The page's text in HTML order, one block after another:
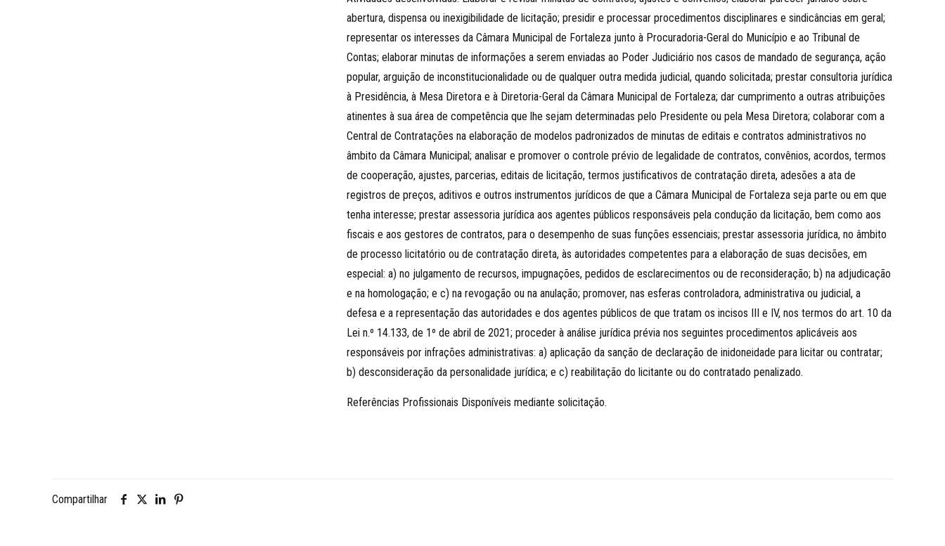
abertura, dispensa ou inexigibilidade de licitação; presidir e processar procedimentos disciplinares e sindicâncias em geral;
representar os interesses da Câmara Municipal de Fortaleza junto à Procuradoria-Geral do Município e ao Tribunal de
Contas; elaborar minutas de informações a serem enviadas ao Poder Judiciário nos casos de mandado de segurança, ação
popular, arguição de inconstitucionalidade ou de qualquer outra medida judicial, quando solicitada; prestar consultoria jurídica
à Presidência, à Mesa Diretora e à Diretoria-Geral da Câmara Municipal de Fortaleza; dar cumprimento a outras atribuições
atinentes à sua área de competência que lhe sejam determinadas pelo Presidente ou pela Mesa Diretora; colaborar com a
Central de Contratações na elaboração de modelos padronizados de minutas de editais e contratos administrativos no
âmbito da Câmara Municipal; analisar e promover o controle prévio de legalidade de contratos, convênios, acordos, termos
de cooperação, ajustes, parcerias, editais de licitação, termos justificativos de contratação direta, adesões a ata de
registros de preços, aditivos e outros instrumentos jurídicos de que a Câmara Municipal de Fortaleza seja parte ou em que
tenha interesse; prestar assessoria jurídica aos agentes públicos responsáveis pela condução da licitação, bem como aos
fiscais e aos gestores de contratos, para o desempenho de suas funções essenciais; prestar assessoria jurídica, no âmbito
de processo licitatório ou de contratação direta, às autoridades competentes para a elaboração de suas decisões, em
especial: a) no julgamento de recursos, impugnações, pedidos de esclarecimentos ou de reconsideração; b) na adjudicação
e na homologação; e c) na revogação ou na anulação; promover, nas esferas controladora, administrativa ou judicial, a
defesa e a representação das autoridades e dos agentes públicos de que tratam os incisos III e IV, nos termos do art. 10 da
Lei n.º 14.133, de 1º de abril de 2021; proceder à análise jurídica prévia nos seguintes procedimentos aplicáveis aos
responsáveis por infrações administrativas: a) aplicação da sanção de declaração de inidoneidade para licitar ou contratar;
b) desconsideração da personalidade jurídica; e c) reabilitação do licitante ou do contratado penalizado.
Referências Profissionais Disponíveis mediante solicitação.
Compartilhar